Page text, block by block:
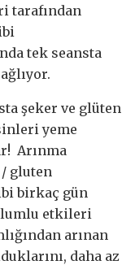
tarafından
tek seansta
şeker ve glüten
yeme
Arınma
gluten
birkaç gün
etkileri
arınan
daha az